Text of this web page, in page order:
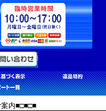
内■□■□■